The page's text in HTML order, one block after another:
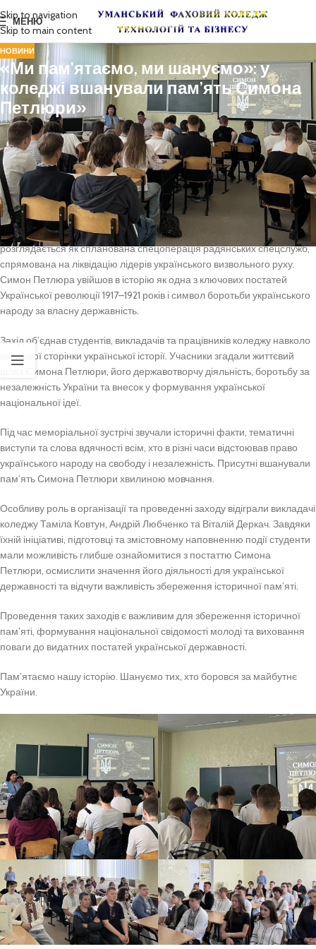
Skip to navigation
Skip to main content
МЕНЮ
НОВИНИ
«Ми пам’ятаємо, ми шануємо»: у
коледжі вшанували пам’ять Симона
Петлюри»
25 травня 2026 року в нашому навчальному закладі відбувся
меморіальний захід «Ми пам’ятаємо, ми шануємо», присвячений
100-річчю від дня загибелі видатного українського державного,
військового та політичного діяча, Голови Директорії Української
Народної Республіки Симона Петлюри.
Саме 25 травня 1926 року Симона Петлюру було підступно
смертельно поранено в Парижі. У сучасній історіографії це вбивство
розглядається як спланована спецоперація радянських спецслужб,
спрямована на ліквідацію лідерів українського визвольного руху.
Симон Петлюра увійшов в історію як одна з ключових постатей
Української революції 1917–1921 років і символ боротьби українського
народу за власну державність.
Захід об’єднав студентів, викладачів та працівників коледжу навколо
важливої сторінки української історії. Учасники згадали життєвий
шлях Симона Петлюри, його державотворчу діяльність, боротьбу за
незалежність України та внесок у формування української
національної ідеї.
Під час меморіальної зустрічі звучали історичні факти, тематичні
виступи та слова вдячності всім, хто в різні часи відстоював право
українського народу на свободу і незалежність. Присутні вшанували
пам’ять Симона Петлюри хвилиною мовчання.
Особливу роль в організації та проведенні заходу відіграли викладачі
коледжу Таміла Ковтун, Андрій Любченко та Віталій Деркач. Завдяки
їхній ініціативі, підготовці та змістовному наповненню події студенти
мали можливість глибше ознайомитися з постаттю Симона
Петлюри, осмислити значення його діяльності для української
державності та відчути важливість збереження історичної пам’яті.
Проведення таких заходів є важливим для збереження історичної
пам’яті, формування національної свідомості молоді та виховання
поваги до видатних постатей української державності.
Пам’ятаємо нашу історію. Шануємо тих, хто боровся за майбутнє
України.